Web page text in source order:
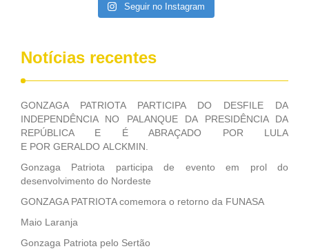
Seguir no Instagram
Notícias recentes
GONZAGA PATRIOTA PARTICIPA DO DESFILE DA
INDEPENDÊNCIA NO PALANQUE DA PRESIDÊNCIA DA
REPÚBLICA E É ABRAÇADO POR LULA
E POR GERALDO ALCKMIN.
Gonzaga Patriota participa de evento em prol do
desenvolvimento do Nordeste
GONZAGA PATRIOTA comemora o retorno da FUNASA
Maio Laranja
Gonzaga Patriota pelo Sertão